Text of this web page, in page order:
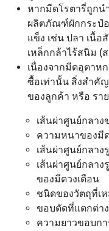
หากมีดโรตารี่ถูกน
ผลิตภัณฑ์ผักกระป๋
แข็ง เช่น ปลา เนื้อ
เหล็กกล้าไร้สนิม (
เนื่องจากมีดอุตาห
ซื้อเท่านั้น สิ่งสำคั
ของลูกค้า หรือ รา
เส้นผ่าศูนย์กลาง
ความหนาของมี
เส้นผ่าศูนย์กลาง
เส้นผ่าศูนย์กลาง
ของมีดวงเดือน
ชนิดของวัตถุที่เ
ขอบตัดที่แตกต่า
ความยาวขอบก